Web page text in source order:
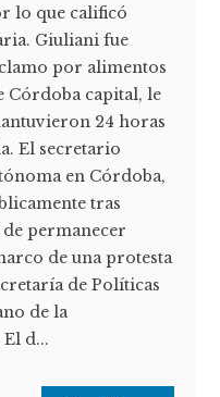
lo que calificó
Giuliani fue
por alimentos
Córdoba capital, le
24 horas
El secretario
en Córdoba,
tras
permanecer
de una protesta
de Políticas
de la
d...